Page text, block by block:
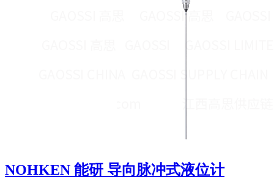
NOHKEN 能研 导向脉冲式液位计